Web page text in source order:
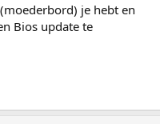
je hebt en
Bios update te